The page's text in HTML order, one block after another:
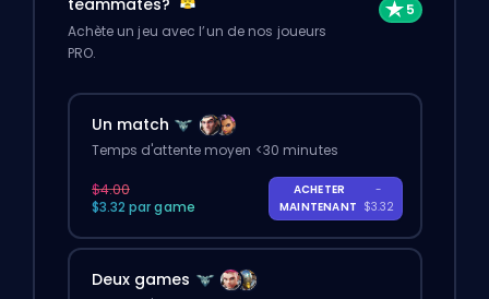
teammates?
Achète un jeu avec l’un de nos joueurs
PRO.
Un match
Temps d'attente moyen <30 minutes
$4.00
$3.32 par game
ACHETER
MAINTENANT
-
$3.32
Deux games